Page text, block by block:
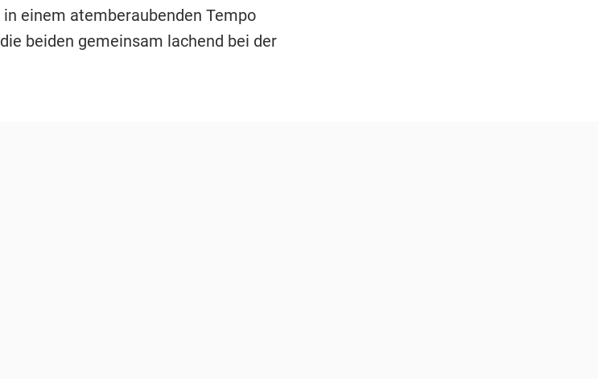
einem atemberaubenden Tempo
beiden gemeinsam lachend bei der